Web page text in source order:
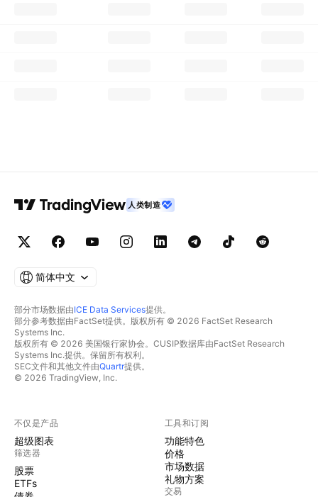
人类制造
简体中文
部分市场数据由ICE Data Services提供。
部分参考数据由FactSet提供。版权所有 © 2026 FactSet Research
Systems Inc.
版权所有 © 2026 美国银行家协会。CUSIP数据库由FactSet Research
Systems Inc.提供。保留所有权利。
SEC文件和其他文件由Quartr提供。
© 2026 TradingView, Inc.
不仅是产品
超级图表
筛选器
股票
ETFs
工具和订阅
功能特色
价格
市场数据
礼物方案
交易